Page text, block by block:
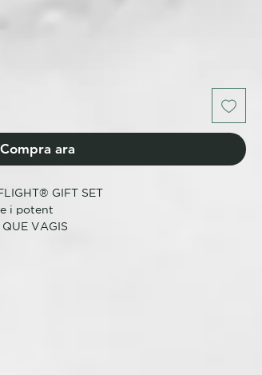
Compra ara
GIFT SET
i potent
VAGIS
al voltant de el món.